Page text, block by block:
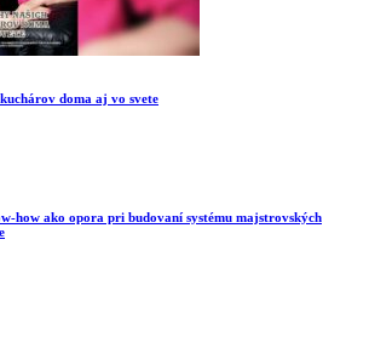
doma aj vo svete
how ako opora pri budovaní systému majstrovských